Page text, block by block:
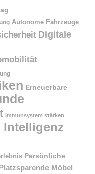
Autonome Fahrzeuge
Digitale
Erneuerbare
Immunsystem stärken
Persönliche
Platzsparende Möbel